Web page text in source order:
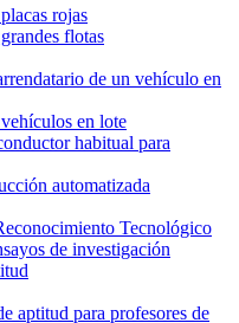
rojas
flotas
de un vehículo en
en lote
habitual para
automatizada
Tecnológico
de investigación
aptitud para profesores de